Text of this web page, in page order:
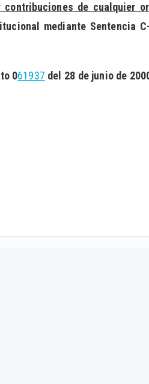
contribuciones de cualquier
mediante Sentencia C-
061937 del 28 de junio de